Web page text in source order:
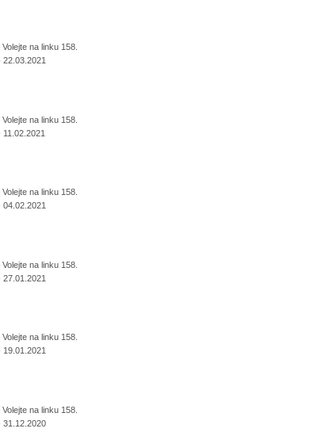
na linku 158.
na linku 158.
na linku 158.
na linku 158.
na linku 158.
na linku 158.